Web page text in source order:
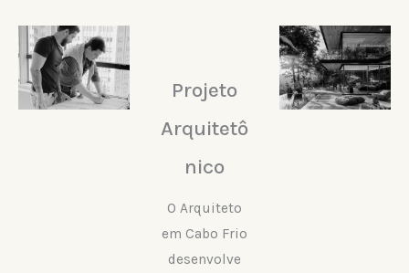
Projeto
Arquitetô
nico
O Arquiteto
em Cabo Frio
desenvolve